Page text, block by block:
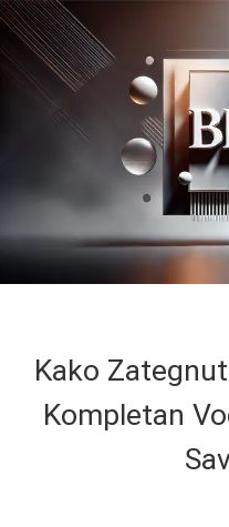
Kako
Kompletan